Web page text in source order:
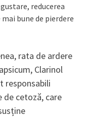
reducerea
bune de pierdere
rata de ardere
Clarinol
responsabili
de cetoză, care